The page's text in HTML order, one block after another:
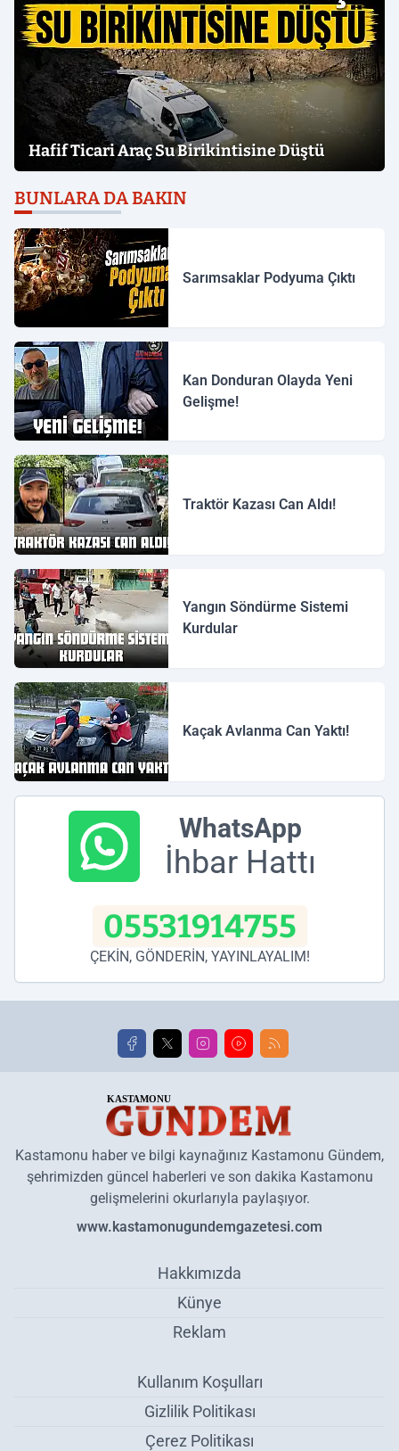
Hafif Ticari Araç Su Birikintisine Düştü
BUNLARA DA BAKIN
Sarımsaklar Podyuma Çıktı
Kan Donduran Olayda Yeni
Gelişme!
Traktör Kazası Can Aldı!
Yangın Söndürme Sistemi
Kurdular
Kaçak Avlanma Can Yaktı!
WhatsApp
İhbar Hattı
05531914755
ÇEKİN, GÖNDERİN, YAYINLAYALIM!
Kastamonu haber ve bilgi kaynağınız Kastamonu Gündem,
şehrimizden güncel haberleri ve son dakika Kastamonu
gelişmelerini okurlarıyla paylaşıyor.
www.kastamonugundemgazetesi.com
Hakkımızda
Künye
Reklam
Kullanım Koşulları
Gizlilik Politikası
Çerez Politikası